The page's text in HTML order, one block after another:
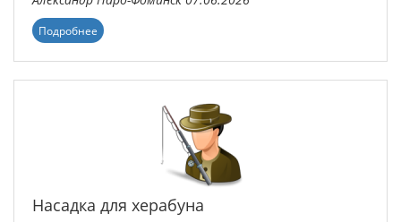
Подробнее
Насадка для херабуна